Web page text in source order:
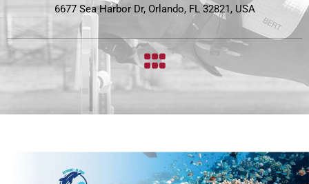
6677 Sea Harbor Dr, Orlando, FL 32821, USA